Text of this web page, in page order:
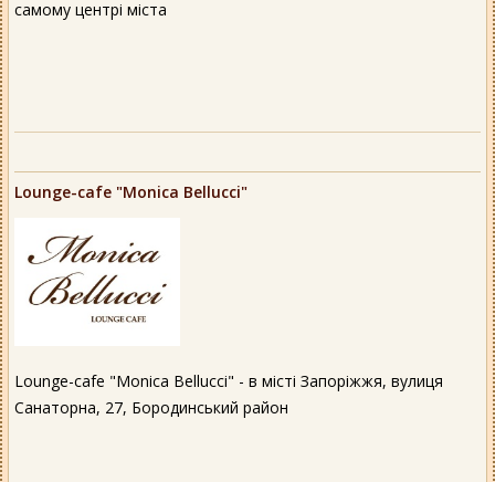
самому центрі міста
Lounge-cafe "Monica Bellucci"
Lounge-cafe "Monica Bellucci" - в місті Запоріжжя, вулиця
Санаторна, 27, Бородинський район